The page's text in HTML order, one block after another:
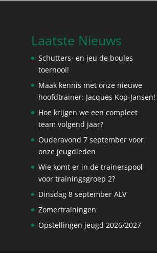
Laatste Nieuws
Schutters- en jeu de boules
toernooi!
Maak kennis met onze nieuwe
hoofdtrainer: Jacques Kop-Jansen!
Hoe krijgen we een compleet
team volgend jaar?
Ouderavond 7 september voor
onze jeugdleden
Wie komt er in de trainerspool
voor trainingsgroep 2?
Dinsdag 8 september ALV
Zomertrainingen
Opstellingen jeugd 2026/2027